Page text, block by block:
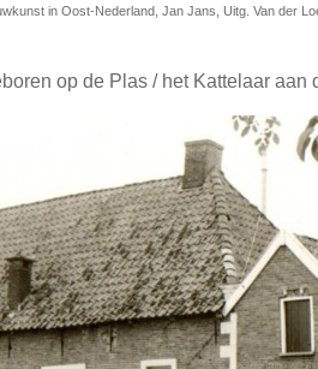
in Oost-Nederland, Jan Jans, Uitg. Van der
op de Plas / het Kattelaar aan